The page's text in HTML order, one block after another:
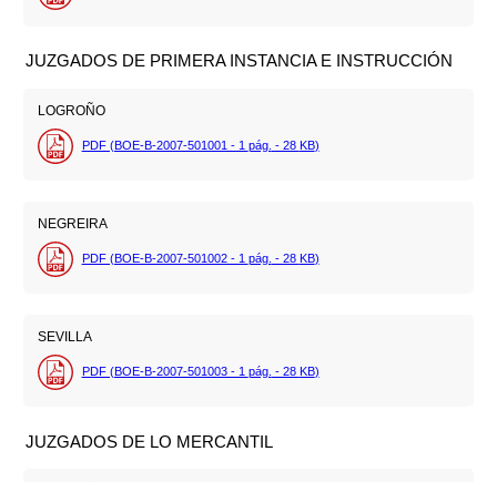
JUZGADOS DE PRIMERA INSTANCIA E INSTRUCCIÓN
LOGROÑO
PDF (BOE-B-2007-501001 - 1 pág. - 28 KB)
NEGREIRA
PDF (BOE-B-2007-501002 - 1 pág. - 28 KB)
SEVILLA
PDF (BOE-B-2007-501003 - 1 pág. - 28 KB)
JUZGADOS DE LO MERCANTIL